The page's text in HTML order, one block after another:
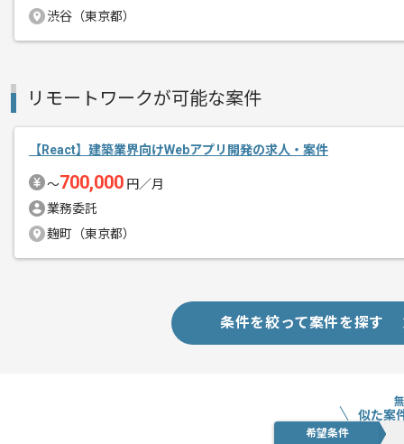
エージェントからのコ
案件です。
での現場で複数言語を使用してこられ
渋谷（東京都）
リモートワークが可能な案件
【React】建築業界向けWebアプリ開発の求人・案件
〜700,000 円／月
業務委託
麹町（東京都）
条件を絞って案件を探す
似た案
希望条件